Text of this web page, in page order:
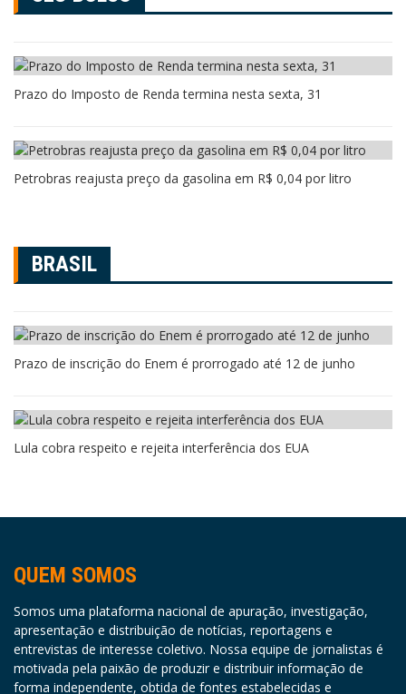
Prazo do Imposto de Renda termina nesta sexta, 31
Petrobras reajusta preço da gasolina em R$ 0,04 por litro
BRASIL
Prazo de inscrição do Enem é prorrogado até 12 de junho
Lula cobra respeito e rejeita interferência dos EUA
QUEM SOMOS
Somos uma plataforma nacional de apuração, investigação,
apresentação e distribuição de notícias, reportagens e
entrevistas de interesse coletivo. Nossa equipe de jornalistas é
motivada pela paixão de produzir e distribuir informação de
forma independente, obtida de fontes estabelecidas e